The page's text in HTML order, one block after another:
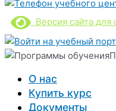
Версия сайта для
О нас
Купить курс
Документы